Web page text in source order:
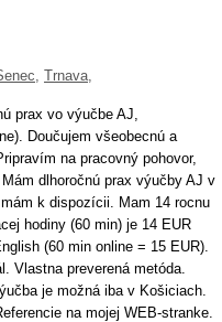
, Trnava,
prax vo výučbe AJ,
Doučujem všeobecnú a
na pracovný pohovor,
dlhoročnú prax výučby AJ v
k dispozícii. Mam 14 rocnu
hodiny (60 min) je 14 EUR
(60 min online = 15 EUR).
Vlastna preverená metóda.
je možná iba v Košiciach.
na mojej WEB-stranke.